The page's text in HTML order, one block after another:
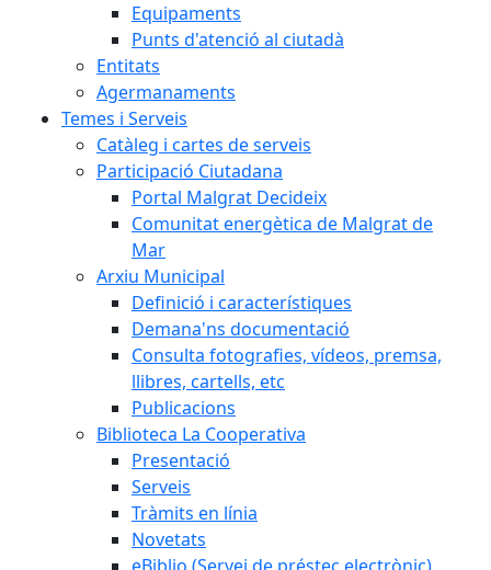
Equipaments
Punts d'atenció al ciutadà
Entitats
Agermanaments
Temes i Serveis
Catàleg i cartes de serveis
Participació Ciutadana
Portal Malgrat Decideix
Comunitat energètica de Malgrat de
Mar
Arxiu Municipal
Definició i característiques
Demana'ns documentació
Consulta fotografies, vídeos, premsa,
llibres, cartells, etc
Publicacions
Biblioteca La Cooperativa
Presentació
Serveis
Tràmits en línia
Novetats